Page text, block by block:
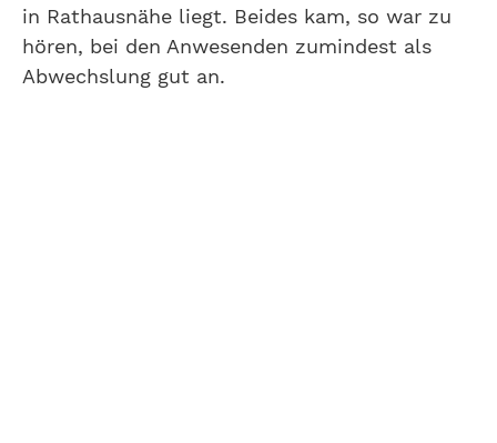
in Rathausnähe liegt. Beides kam, so war zu
hören, bei den Anwesenden zumindest als
Abwechslung gut an.